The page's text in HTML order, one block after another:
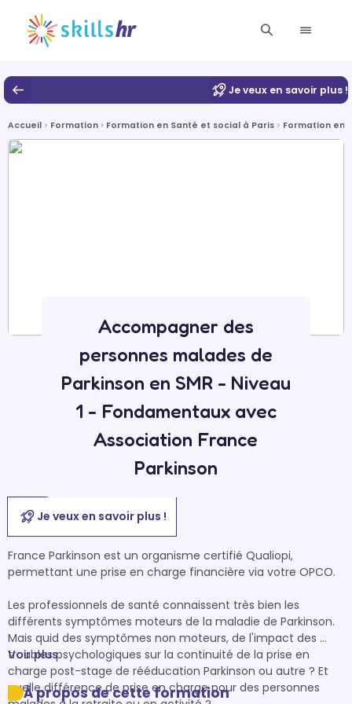
Je veux en savoir plus !
Accueil Formation Formation en Santé et social à Paris Formation en
Accompagner des
personnes malades de
Parkinson en SMR - Niveau
1 - Fondamentaux avec
Association France
Parkinson
Je veux en savoir plus !
France Parkinson est un organisme certifié Qualiopi,
permettant une prise en charge financière via votre OPCO.
Les professionnels de santé connaissent très bien les
différents symptômes moteurs de la maladie de Parkinson.
Mais quid des symptômes non moteurs, de l'impact des
troubles psychologiques sur la continuité de la prise en
charge post-stage de rééducation Parkinson ou autre ? Et
quelle différence de prise en charge pour des personnes
Voir plus
À propos de cette formation